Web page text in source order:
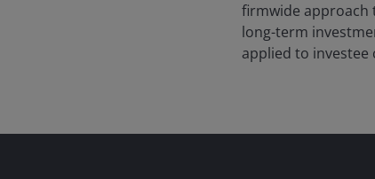
firmwide approach
long-term
applied to investee